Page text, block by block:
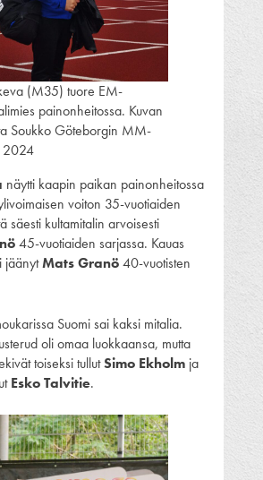
(M35) tuore EM-
painonheitossa. Kuvan
Soukko Göteborgin MM-
2024
näytti kaapin paikan painonheitossa
voiton 35-vuotiaiden
säesti kultamitalin arvoisesti
45-vuotiaiden sarjassa. Kauas
jäänytMats Granö40-vuotisten
Suomi sai kaksi mitalia.
oli omaa luokkaansa, mutta
toiseksi tullutSimo Ekholm ja
Esko Talvitie.